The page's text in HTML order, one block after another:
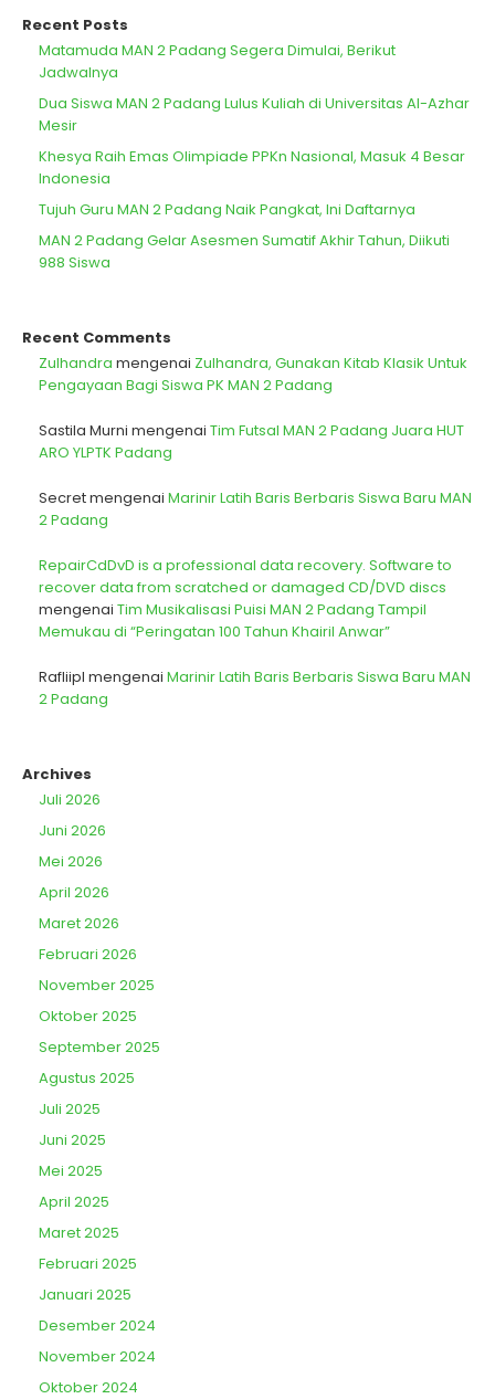
Recent Posts
Matamuda MAN 2 Padang Segera Dimulai, Berikut
Jadwalnya
Dua Siswa MAN 2 Padang Lulus Kuliah di Universitas Al-Azhar
Mesir
Khesya Raih Emas Olimpiade PPKn Nasional, Masuk 4 Besar
Indonesia
Tujuh Guru MAN 2 Padang Naik Pangkat, Ini Daftarnya
MAN 2 Padang Gelar Asesmen Sumatif Akhir Tahun, Diikuti
988 Siswa
Recent Comments
Zulhandra mengenai Zulhandra, Gunakan Kitab Klasik Untuk
Pengayaan Bagi Siswa PK MAN 2 Padang
Sastila Murni mengenai Tim Futsal MAN 2 Padang Juara HUT
ARO YLPTK Padang
Secretmengenai Marinir Latih Baris Berbaris Siswa Baru MAN
2 Padang
RepairCdDvD is a professional data recovery. Software to
recover data from scratched or damaged CD/DVD discs
mengenai Tim Musikalisasi Puisi MAN 2 Padang Tampil
Memukau di “Peringatan 100 Tahun Khairil Anwar”
Rafliipl mengenai Marinir Latih Baris Berbaris Siswa Baru MAN
2 Padang
Archives
Juli 2026
Juni 2026
Mei 2026
April 2026
Maret 2026
Februari 2026
November 2025
Oktober 2025
September 2025
Agustus 2025
Juli 2025
Juni 2025
Mei 2025
April 2025
Maret 2025
Februari 2025
Januari 2025
Desember 2024
November 2024
Oktober 2024